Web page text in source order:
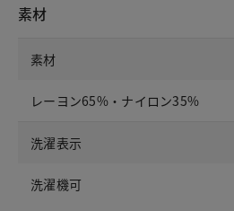
素材
素材
レーヨン65%・ナイロン35%
洗濯表示
洗濯機可